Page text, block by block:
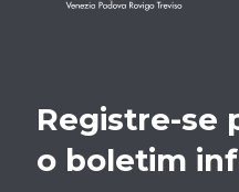
Registre-se
o boletim